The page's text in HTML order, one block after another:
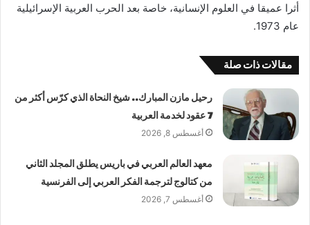
أثرا عميقا في العلوم الإنسانية، خاصة بعد الحرب العربية الإسرائيلية
عام 1973.
مقالات ذات صلة
رحيل مازن المبارك.. شيخ النحاة الذي كرّس أكثر من
7 عقود لخدمة العربية
أغسطس 8, 2026
معهد العالم العربي في باريس يطلق المجلد الثاني
من كتالوج لترجمة الفكر العربي إلى الفرنسية
أغسطس 7, 2026